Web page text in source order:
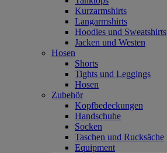
Kurzarmshirts
Langarmshirts
Hoodies und Sweatshirts
Jacken und Westen
Hosen
Shorts
Tights und Leggings
Hosen
Zubehör
Kopfbedeckungen
Handschuhe
Socken
Taschen und Rucksäche
Equipment